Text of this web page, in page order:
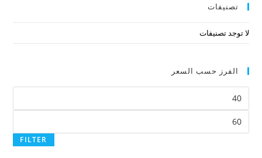
تصنيفات
لا توجد تصنيفات
الفرز حسب السعر
FILTER